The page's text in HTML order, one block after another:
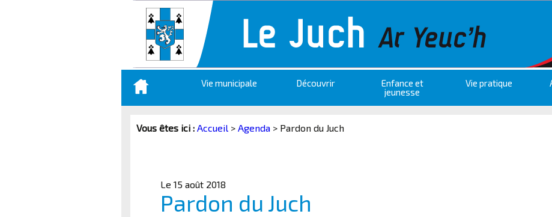
Aller
contenu
Vie municipale Découvrir
Enfance et
jeunesse
Vie pratique
Vous êtes ici : Accueil> Agenda> Pardon du Juch
Le 15 août 2018
Pardon du Juch